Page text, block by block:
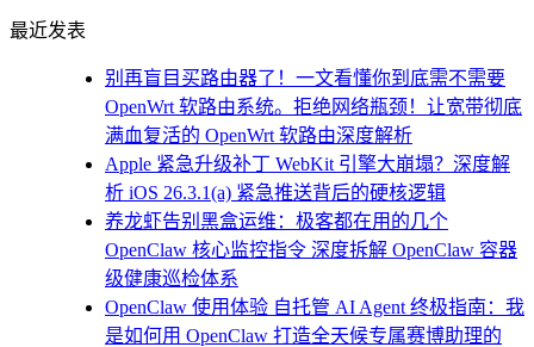
最近发表
别再盲目买路由器了！一文看懂你到底需不需要
OpenWrt 软路由系统。拒绝网络瓶颈！让宽带彻底
满血复活的 OpenWrt 软路由深度解析
Apple 紧急升级补丁 WebKit 引擎大崩塌？深度解
析 iOS 26.3.1(a) 紧急推送背后的硬核逻辑
养龙虾告别黑盒运维：极客都在用的几个
OpenClaw 核心监控指令 深度拆解 OpenClaw 容器
级健康巡检体系
OpenClaw 使用体验 自托管 AI Agent 终极指南：我
是如何用 OpenClaw 打造全天候专属赛博助理的